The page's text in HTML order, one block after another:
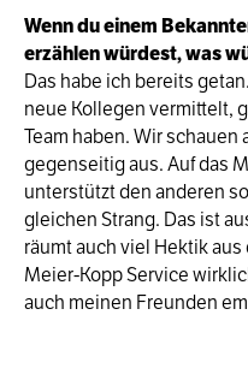
Wenn du einem
erzählen würdest, was
Das habe ich bereits
neue Kollegen vermittelt,
Team haben. Wir
gegenseitig aus. Auf das
unterstützt den anderen
gleichen Strang. Das ist
räumt auch viel Hektik
Meier-Kopp Service
auch meinen Freunden